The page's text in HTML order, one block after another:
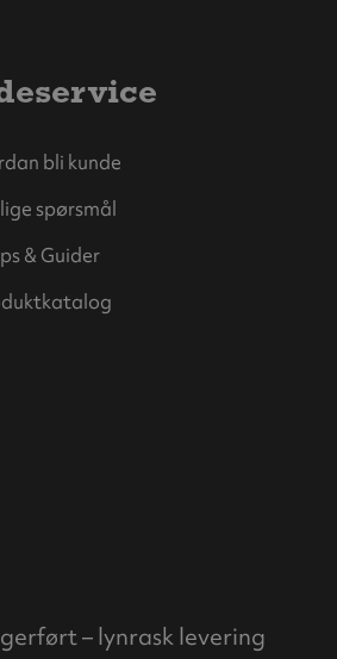
bli kunde
spørsmål
& Guider
– lynrask levering